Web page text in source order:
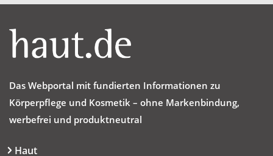
Das Webportal mit fundierten Informationen zu
Körperpflege und Kosmetik – ohne Markenbindung,
werbefrei und produktneutral
Haut